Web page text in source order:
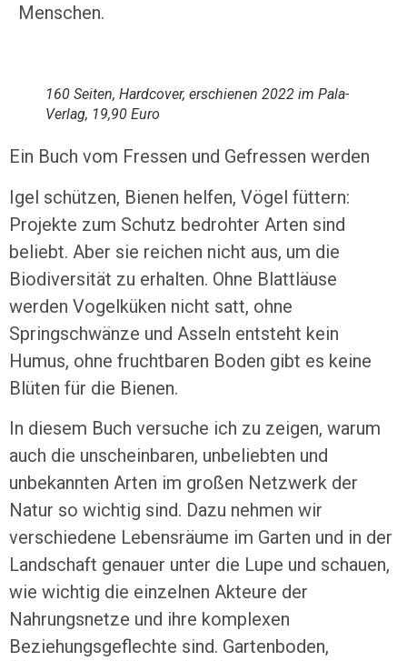
Menschen.
160 Seiten, Hardcover, erschienen 2022 im Pala-
Verlag, 19,90 Euro
Ein Buch vom Fressen und Gefressen werden
Igel schützen, Bienen helfen, Vögel füttern:
Projekte zum Schutz bedrohter Arten sind
beliebt. Aber sie reichen nicht aus, um die
Biodiversität zu erhalten. Ohne Blattläuse
werden Vogelküken nicht satt, ohne
Springschwänze und Asseln entsteht kein
Humus, ohne fruchtbaren Boden gibt es keine
Blüten für die Bienen.
In diesem Buch versuche ich zu zeigen, warum
auch die unscheinbaren, unbeliebten und
unbekannten Arten im großen Netzwerk der
Natur so wichtig sind. Dazu nehmen wir
verschiedene Lebensräume im Garten und in der
Landschaft genauer unter die Lupe und schauen,
wie wichtig die einzelnen Akteure der
Nahrungsnetze und ihre komplexen
Beziehungsgeflechte sind. Gartenboden,